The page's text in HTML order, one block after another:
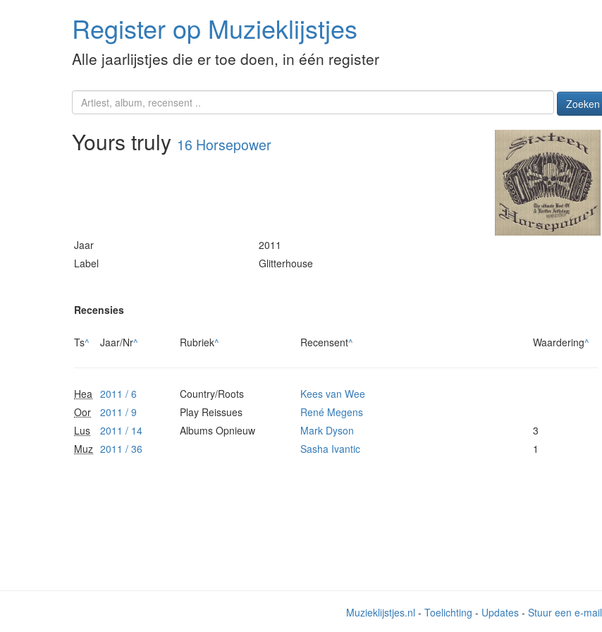
Register op Muzieklijstjes
Alle jaarlijstjes die er toe doen, in één register
Zoeken
Yours truly 16 Horsepower
Jaar
2011
Label
Glitterhouse
Recensies
Ts^ Jaar/Nr^ Rubriek^ Recensent^ Waardering^
Hea 2011 / 6 Country/Roots
Kees van Wee
Oor
2011 / 9 Play Reissues
René Megens
Lus
2011 / 14 Albums Opnieuw Mark Dyson
3
Muz 2011 / 36 Sasha Ivantic 1
Muzieklijstjes.nl - Toelichting - Updates- Stuur een e-mail